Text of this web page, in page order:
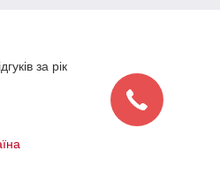
за рік